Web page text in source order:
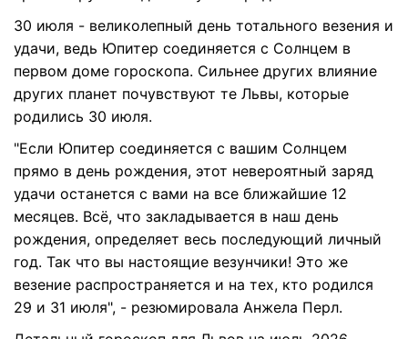
30 июля - великолепный день тотального везения и
удачи, ведь Юпитер соединяется с Солнцем в
первом доме гороскопа. Сильнее других влияние
других планет почувствуют те Львы, которые
родились 30 июля.
"Если Юпитер соединяется с вашим Солнцем
прямо в день рождения, этот невероятный заряд
удачи останется с вами на все ближайшие 12
месяцев. Всё, что закладывается в наш день
рождения, определяет весь последующий личный
год. Так что вы настоящие везунчики! Это же
везение распространяется и на тех, кто родился
29 и 31 июля", - резюмировала Анжела Перл.